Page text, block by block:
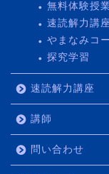
無料体験授
速読解力講座
やまなみコ
探究学習
速読解力講座
講師
問い合わせ